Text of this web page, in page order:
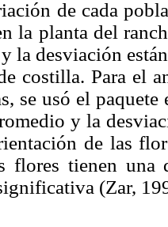
de cada
la planta del
la desviación
costilla. Para el
se usó el
y la
de las
flores tienen una
(Zar,